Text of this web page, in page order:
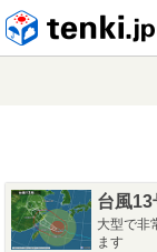
台風13
大型で非
ます